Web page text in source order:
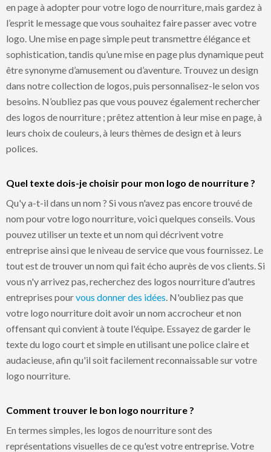
en page à adopter pour votre logo de nourriture, mais gardez à
l’esprit le message que vous souhaitez faire passer avec votre
logo. Une mise en page simple peut transmettre élégance et
sophistication, tandis qu’une mise en page plus dynamique peut
être synonyme d’amusement ou d’aventure. Trouvez un design
dans notre collection de logos, puis personnalisez-le selon vos
besoins. N’oubliez pas que vous pouvez également rechercher
des logos de nourriture ; prêtez attention à leur mise en page, à
leurs choix de couleurs, à leurs thèmes de design et à leurs
polices.
Quel texte dois-je choisir pour mon logo de nourriture ?
Qu'y a-t-il dans un nom ? Si vous n'avez pas encore trouvé de
nom pour votre logo nourriture, voici quelques conseils. Vous
pouvez utiliser un texte et un nom qui décrivent votre
entreprise ainsi que le niveau de service que vous fournissez. Le
tout est de trouver un nom qui fait écho auprès de vos clients. Si
vous n'y arrivez pas, recherchez des logos nourriture d'autres
entreprises pourvous donner des idées . N'oubliez pas que
votre logo nourriture doit avoir un nom accrocheur et non
offensant qui convient à toute l'équipe. Essayez de garder le
texte du logo court et simple en utilisant une police claire et
audacieuse, afin qu'il soit facilement reconnaissable sur votre
logo nourriture.
Comment trouver le bon logo nourriture ?
En termes simples, les logos de nourriture sont des
représentations visuelles de ce qu'est votre entreprise. Votre